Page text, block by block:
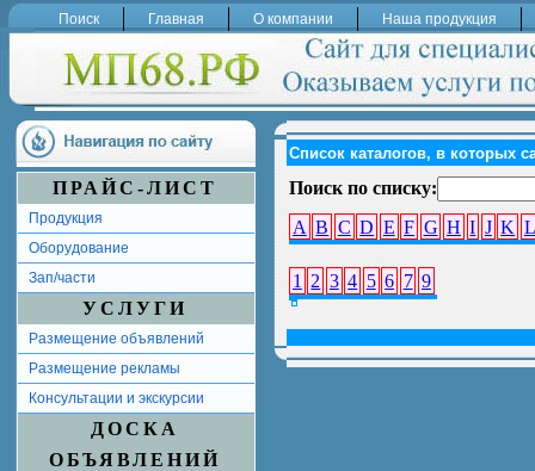
Поиск Главная О компании Наша продукция
ПРАЙС-ЛИСТ
Продукция
Оборудование
Зап/части
УСЛУГИ
Размещение объявлений
Размещение рекламы
Консультации и экскурсии
ДОСКА
ОБЪЯВЛЕНИЙ
Список каталогов, в которых
Поиск по списку:
A B C D E F G H I J K L
1 2 3 4 5 6 7 9